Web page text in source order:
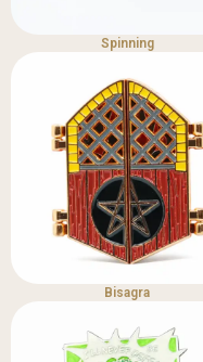
Spinning
Bisagra